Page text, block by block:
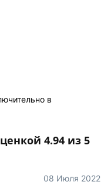
в
4.94 из 5
08 Июля 2022